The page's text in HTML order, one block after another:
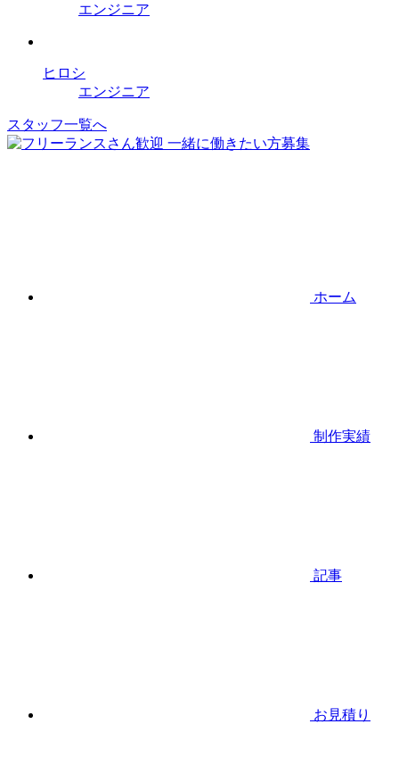
エンジニア
ヒロシ
エンジニア
スタッフ一覧へ
ホーム
制作実績
記事
お見積り